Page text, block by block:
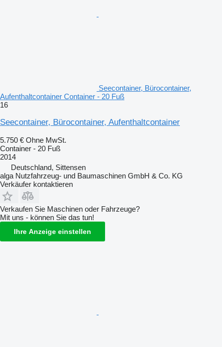
Seecontainer, Bürocontainer,
Aufenthaltcontainer Container - 20 Fuß
16
Seecontainer, Bürocontainer, Aufenthaltcontainer
5.750 € Ohne MwSt.
Container - 20 Fuß
2014
Deutschland, Sittensen
alga Nutzfahrzeug- und Baumaschinen GmbH & Co. KG
Verkäufer kontaktieren
Verkaufen Sie Maschinen oder Fahrzeuge?
Mit uns - können Sie das tun!
Ihre Anzeige einstellen